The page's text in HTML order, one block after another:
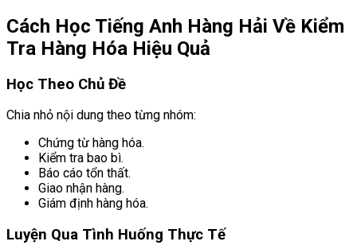
Cách Học Tiếng Anh Hàng Hải Về Kiểm
Tra Hàng Hóa Hiệu Quả
Học Theo Chủ Đề
Chia nhỏ nội dung theo từng nhóm:
Chứng từ hàng hóa.
Kiểm tra bao bì.
Báo cáo tổn thất.
Giao nhận hàng.
Giám định hàng hóa.
Luyện Qua Tình Huống Thực Tế